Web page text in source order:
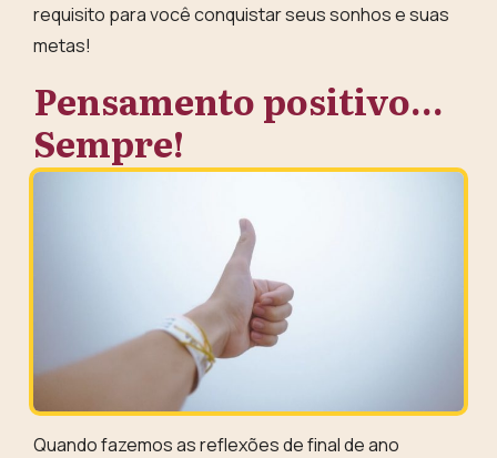
requisito para você conquistar seus sonhos e suas
metas!
Pensamento positivo…
Sempre!
Quando fazemos as reflexões de final de ano